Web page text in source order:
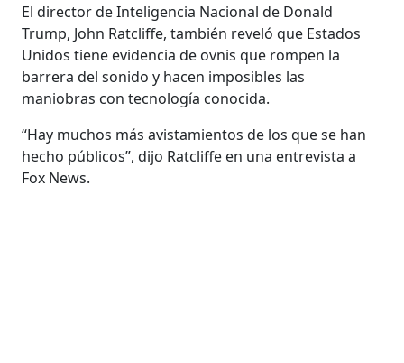
El director de Inteligencia Nacional de Donald
Trump, John Ratcliffe, también reveló que Estados
Unidos tiene evidencia de ovnis que rompen la
barrera del sonido y hacen imposibles las
maniobras con tecnología conocida.
“Hay muchos más avistamientos de los que se han
hecho públicos”, dijo Ratcliffe en una entrevista a
Fox News.